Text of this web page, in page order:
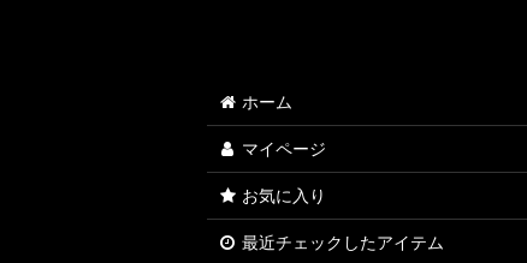
ホーム
マイページ
お気に入り
最近チェックしたアイテム